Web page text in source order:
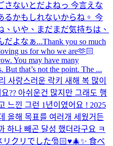
さないとだよねっ 今言えな
るかもしれないからね。 今
いや、まだまだ気持ちは、
だよなぁ...Thank you so much
us for who we are🫶🏻
You may have many
But that’s not the point. The ...
사랑스러운 락키 새해 복 많이
?? 아쉬운건 많지만 그래도 행
느낀 그런 1년이였어요 ! 2025
올해 목표를 여러개 세웠거든
하나 빼곤 달성 했더라구요 ㅋ
リクリでした🎅🏻♥️🎄✨ 食べ